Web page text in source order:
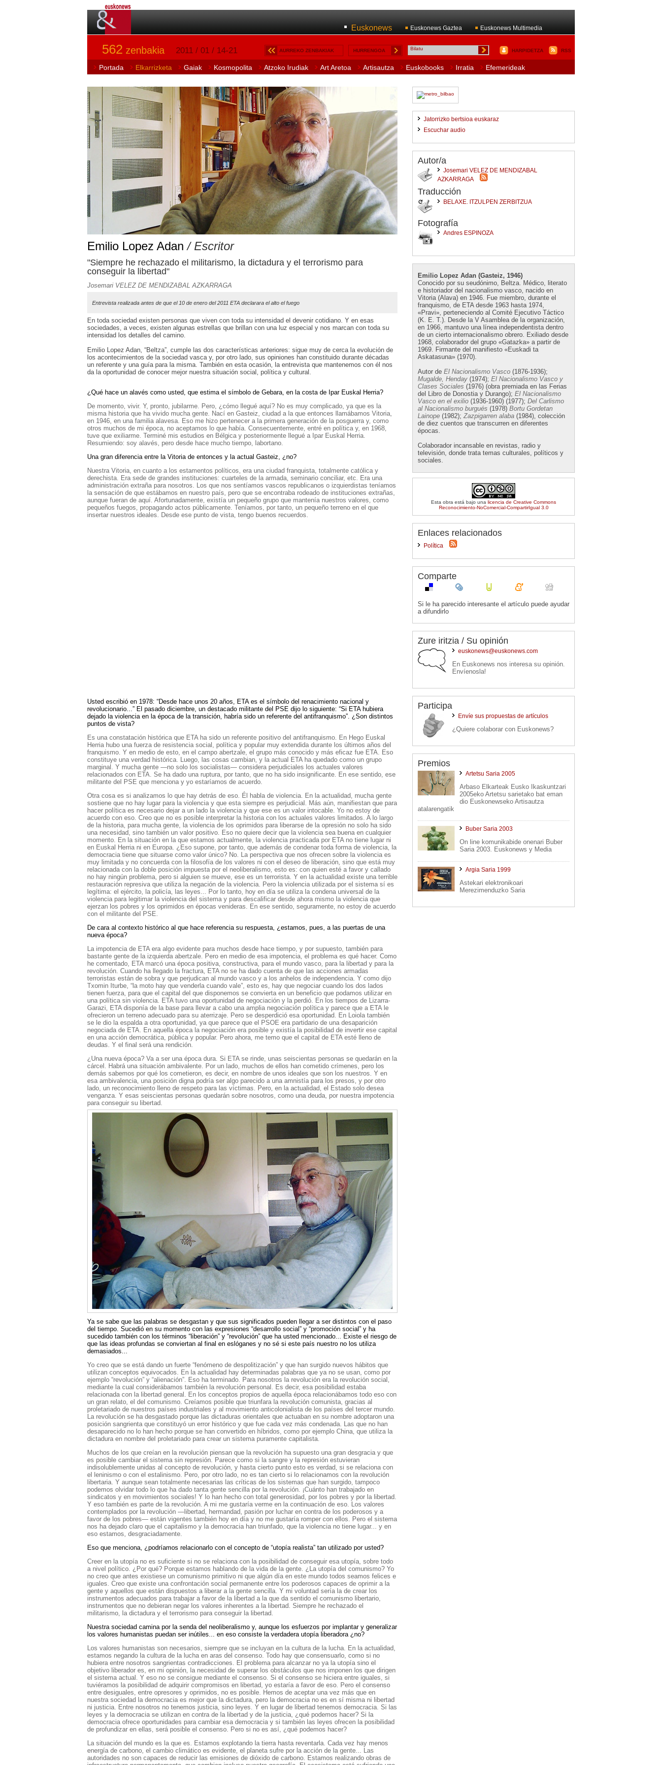
Euskonews Euskonews Gaztea Euskonews Multimedia
562 zenbakia 2011 / 01 / 14-21 AURREKO ZENBAKIAK HURRENGOA HARPIDETZA RSS
Portada Elkarrizketa Gaiak Kosmopolita Atzoko Irudiak Art Aretoa Artisautza Euskobooks Irratia Efemerideak
Jatorrizko bertsioa euskaraz
Escuchar audio
Autor/a
Josemari VELEZ DE MENDIZABAL
AZKARRAGA
Traducción
BELAXE. ITZULPEN ZERBITZUA
Fotografía
Andres ESPINOZA
Emilio Lopez Adan (Gasteiz, 1946)
Conocido por su seudónimo, Beltza. Médico, literato
e historiador del nacionalismo vasco, nacido en
Vitoria (Alava) en 1946. Fue miembro, durante el
franquismo, de ETA desde 1963 hasta 1974,
«Pravi», perteneciendo al Comité Ejecutivo Táctico
(K. E. T.). Desde la V Asamblea de la organización,
en 1966, mantuvo una línea independentista dentro
de un cierto internacionalismo obrero. Exiliado desde
1968, colaborador del grupo «Gatazka» a partir de
1969. Firmante del manifiesto «Euskadi ta
Askatasuna» (1970).
Autor de El Nacionalismo Vasco (1876-1936);
Mugalde, Henday (1974); El Nacionalismo Vasco y
Clases Sociales (1976) (obra premiada en las Ferias
del Libro de Donostia y Durango); El Nacionalismo
Vasco en el exilio (1936-1960) (1977); Del Carlismo
al Nacionalismo burgués (1978) Bortu Gordetan
Lainope (1982); Zazpigarren alaba (1984), colección
de diez cuentos que transcurren en diferentes
épocas.
Colaborador incansable en revistas, radio y
televisión, donde trata temas culturales, políticos y
sociales.
Esta obra está bajo una licencia de Creative Commons
Reconocimiento-NoComercial-CompartirIgual 3.0
Enlaces relacionados
Política
Comparte
Si le ha parecido interesante el artículo puede ayudar
a difundirlo
Zure iritzia / Su opinión
euskonews@euskonews.com
En Euskonews nos interesa su opinión.
Envíenosla!
Participa
Envíe sus propuestas de artículos
¿Quiere colaborar con Euskonews?
Premios
Artetsu Saria 2005
Arbaso Elkarteak Eusko Ikaskuntzari
2005eko Artetsu sarietako bat eman
dio Euskonewseko Artisautza
atalarengatik
Buber Saria 2003
On line komunikabide onenari Buber
Saria 2003. Euskonews y Media
Argia Saria 1999
Astekari elektronikoari
Merezimenduzko Saria
Emilio Lopez Adan / Escritor
"Siempre he rechazado el militarismo, la dictadura y el terrorismo para
conseguir la libertad"
Josemari VELEZ DE MENDIZABAL AZKARRAGA
Entrevista realizada antes de que el 10 de enero del 2011 ETA declarara el alto el fuego
En toda sociedad existen personas que viven con toda su intensidad el devenir cotidiano. Y en esas
sociedades, a veces, existen algunas estrellas que brillan con una luz especial y nos marcan con toda su
intensidad los detalles del camino.
Emilio Lopez Adan, “Beltza”, cumple las dos características anteriores: sigue muy de cerca la evolución de
los acontecimientos de la sociedad vasca y, por otro lado, sus opiniones han constituido durante décadas
un referente y una guía para la misma. También en esta ocasión, la entrevista que mantenemos con él nos
da la oportunidad de conocer mejor nuestra situación social, política y cultural.
¿Qué hace un alavés como usted, que estima el símbolo de Gebara, en la costa de Ipar Euskal Herria?
De momento, vivir. Y, pronto, jubilarme. Pero, ¿cómo llegué aquí? No es muy complicado, ya que es la
misma historia que ha vivido mucha gente. Nací en Gasteiz, ciudad a la que entonces llamábamos Vitoria,
en 1946, en una familia alavesa. Eso me hizo pertenecer a la primera generación de la posguerra y, como
otros muchos de mi época, no aceptamos lo que había. Consecuentemente, entré en política y, en 1968,
tuve que exiliarme. Terminé mis estudios en Bélgica y posteriormente llegué a Ipar Euskal Herria.
Resumiendo: soy alavés, pero desde hace mucho tiempo, labortano.
Una gran diferencia entre la Vitoria de entonces y la actual Gasteiz, ¿no?
Nuestra Vitoria, en cuanto a los estamentos políticos, era una ciudad franquista, totalmente católica y
derechista. Era sede de grandes instituciones: cuarteles de la armada, seminario conciliar, etc. Era una
administración extraña para nosotros. Los que nos sentíamos vascos republicanos o izquierdistas teníamos
la sensación de que estábamos en nuestro país, pero que se encontraba rodeado de instituciones extrañas,
aunque fueran de aquí. Afortunadamente, existía un pequeño grupo que mantenía nuestros valores, como
pequeños fuegos, propagando actos públicamente. Teníamos, por tanto, un pequeño terreno en el que
insertar nuestros ideales. Desde ese punto de vista, tengo buenos recuerdos.
Usted escribió en 1978: “Desde hace unos 20 años, ETA es el símbolo del renacimiento nacional y
revolucionario...” El pasado diciembre, un destacado militante del PSE dijo lo siguiente: “Si ETA hubiera
dejado la violencia en la época de la transición, habría sido un referente del antifranquismo”. ¿Son distintos
puntos de vista?
Es una constatación histórica que ETA ha sido un referente positivo del antifranquismo. En Hego Euskal
Herria hubo una fuerza de resistencia social, política y popular muy extendida durante los últimos años del
franquismo. Y en medio de esto, en el campo abertzale, el grupo más conocido y más eficaz fue ETA. Eso
constituye una verdad histórica. Luego, las cosas cambian, y la actual ETA ha quedado como un grupo
marginal. Y mucha gente —no solo los socialistas— considera perjudiciales los actuales valores
relacionados con ETA. Se ha dado una ruptura, por tanto, que no ha sido insignificante. En ese sentido, ese
militante del PSE que menciona y yo estaríamos de acuerdo.
Otra cosa es si analizamos lo que hay detrás de eso. Él habla de violencia. En la actualidad, mucha gente
sostiene que no hay lugar para la violencia y que esta siempre es perjudicial. Más aún, manifiestan que para
hacer política es necesario dejar a un lado la violencia y que ese es un valor intocable. Yo no estoy de
acuerdo con eso. Creo que no es posible interpretar la historia con los actuales valores limitados. A lo largo
de la historia, para mucha gente, la violencia de los oprimidos para liberarse de la opresión no solo ha sido
una necesidad, sino también un valor positivo. Eso no quiere decir que la violencia sea buena en cualquier
momento. En la situación en la que estamos actualmente, la violencia practicada por ETA no tiene lugar ni
en Euskal Herria ni en Europa. ¿Eso supone, por tanto, que además de condenar toda forma de violencia, la
democracia tiene que situarse como valor único? No. La perspectiva que nos ofrecen sobre la violencia es
muy limitada y no concuerda con la filosofía de los valores ni con el deseo de liberación, sino que está muy
relacionada con la doble posición impuesta por el neoliberalismo, esto es: con quien esté a favor y callado
no hay ningún problema, pero si alguien se mueve, ese es un terrorista. Y en la actualidad existe una terrible
restauración represiva que utiliza la negación de la violencia. Pero la violencia utilizada por el sistema sí es
legítima: el ejército, la policía, las leyes... Por lo tanto, hoy en día se utiliza la condena universal de la
violencia para legitimar la violencia del sistema y para descalificar desde ahora mismo la violencia que
ejerzan los pobres y los oprimidos en épocas venideras. En ese sentido, seguramente, no estoy de acuerdo
con el militante del PSE.
De cara al contexto histórico al que hace referencia su respuesta, ¿estamos, pues, a las puertas de una
nueva época?
La impotencia de ETA era algo evidente para muchos desde hace tiempo, y por supuesto, también para
bastante gente de la izquierda abertzale. Pero en medio de esa impotencia, el problema es qué hacer. Como
he comentado, ETA marcó una época positiva, constructiva, para el mundo vasco, para la libertad y para la
revolución. Cuando ha llegado la fractura, ETA no se ha dado cuenta de que las acciones armadas
terroristas están de sobra y que perjudican al mundo vasco y a los anhelos de independencia. Y como dijo
Txomin Iturbe, “la moto hay que venderla cuando vale”, esto es, hay que negociar cuando los dos lados
tienen fuerza, para que el capital del que disponemos se convierta en un beneficio que podamos utilizar en
una política sin violencia. ETA tuvo una oportunidad de negociación y la perdió. En los tiempos de Lizarra-
Garazi, ETA disponía de la base para llevar a cabo una amplia negociación política y parece que a ETA le
ofrecieron un terreno adecuado para su aterrizaje. Pero se desperdició esa oportunidad. En Loiola también
se le dio la espalda a otra oportunidad, ya que parece que el PSOE era partidario de una desaparición
negociada de ETA. En aquella época la negociación era posible y existía la posibilidad de invertir ese capital
en una acción democrática, pública y popular. Pero ahora, me temo que el capital de ETA esté lleno de
deudas. Y el final será una rendición.
¿Una nueva época? Va a ser una época dura. Si ETA se rinde, unas seiscientas personas se quedarán en la
cárcel. Habrá una situación ambivalente. Por un lado, muchos de ellos han cometido crímenes, pero los
demás sabemos por qué los cometieron, es decir, en nombre de unos ideales que son los nuestros. Y en
esa ambivalencia, una posición digna podría ser algo parecido a una amnistía para los presos, y por otro
lado, un reconocimiento lleno de respeto para las víctimas. Pero, en la actualidad, el Estado solo desea
venganza. Y esas seiscientas personas quedarán sobre nosotros, como una deuda, por nuestra impotencia
para conseguir su libertad.
Ya se sabe que las palabras se desgastan y que sus significados pueden llegar a ser distintos con el paso
del tiempo. Sucedió en su momento con las expresiones “desarrollo social” y “promoción social” y ha
sucedido también con los términos “liberación” y “revolución” que ha usted mencionado... Existe el riesgo de
que las ideas profundas se conviertan al final en eslóganes y no sé si este país nuestro no los utiliza
demasiados...
Yo creo que se está dando un fuerte “fenómeno de despolitización” y que han surgido nuevos hábitos que
utilizan conceptos equivocados. En la actualidad hay determinadas palabras que ya no se usan, como por
ejemplo “revolución” y “alienación”. Eso ha terminado. Para nosotros la revolución era la revolución social,
mediante la cual considerábamos también la revolución personal. Es decir, esa posibilidad estaba
relacionada con la libertad general. En los conceptos propios de aquella época relacionábamos todo eso con
un gran relato, el del comunismo. Creíamos posible que triunfara la revolución comunista, gracias al
proletariado de nuestros países industriales y al movimiento anticolonialista de los países del tercer mundo.
La revolución se ha desgastado porque las dictaduras orientales que actuaban en su nombre adoptaron una
posición sangrienta que constituyó un error histórico y que fue cada vez más condenada. Las que no han
desaparecido no lo han hecho porque se han convertido en híbridos, como por ejemplo China, que utiliza la
dictadura en nombre del proletariado para crear un sistema puramente capitalista.
Muchos de los que creían en la revolución piensan que la revolución ha supuesto una gran desgracia y que
es posible cambiar el sistema sin represión. Parece como si la sangre y la represión estuvieran
indisolublemente unidas al concepto de revolución, y hasta cierto punto esto es verdad, si se relaciona con
el leninismo o con el estalinismo. Pero, por otro lado, no es tan cierto si lo relacionamos con la revolución
libertaria. Y aunque sean totalmente necesarias las críticas de los sistemas que han surgido, tampoco
podemos olvidar todo lo que ha dado tanta gente sencilla por la revolución. ¡Cuánto han trabajado en
sindicatos y en movimientos sociales! Y lo han hecho con total generosidad, por los pobres y por la libertad.
Y eso también es parte de la revolución. A mi me gustaría verme en la continuación de eso. Los valores
contemplados por la revolución —libertad, hermandad, pasión por luchar en contra de los poderosos y a
favor de los pobres— están vigentes también hoy en día y no me gustaría romper con ellos. Pero el sistema
nos ha dejado claro que el capitalismo y la democracia han triunfado, que la violencia no tiene lugar... y en
eso estamos, desgraciadamente.
Eso que menciona, ¿podríamos relacionarlo con el concepto de “utopía realista” tan utilizado por usted?
Creer en la utopía no es suficiente si no se relaciona con la posibilidad de conseguir esa utopía, sobre todo
a nivel político. ¿Por qué? Porque estamos hablando de la vida de la gente. ¿La utopía del comunismo? Yo
no creo que antes existiese un comunismo primitivo ni que algún día en este mundo todos seamos felices e
iguales. Creo que existe una confrontación social permanente entre los poderosos capaces de oprimir a la
gente y aquellos que están dispuestos a liberar a la gente sencilla. Y mi voluntad sería la de crear los
instrumentos adecuados para trabajar a favor de la libertad a la que da sentido el comunismo libertario,
instrumentos que no debieran negar los valores inherentes a la libertad. Siempre he rechazado el
militarismo, la dictadura y el terrorismo para conseguir la libertad.
Nuestra sociedad camina por la senda del neoliberalismo y, aunque los esfuerzos por implantar y generalizar
los valores humanistas puedan ser inútiles... en eso consiste la verdadera utopía liberadora ¿no?
Los valores humanistas son necesarios, siempre que se incluyan en la cultura de la lucha. En la actualidad,
estamos negando la cultura de la lucha en aras del consenso. Todo hay que consensuarlo, como si no
hubiera entre nosotros sangrientas contradicciones. El problema para alcanzar no ya la utopía sino el
objetivo liberador es, en mi opinión, la necesidad de superar los obstáculos que nos imponen los que dirigen
el sistema actual. Y eso no se consigue mediante el consenso. Si el consenso se hiciera entre iguales, si
tuviéramos la posibilidad de adquirir compromisos en libertad, yo estaría a favor de eso. Pero el consenso
entre desiguales, entre opresores y oprimidos, no es posible. Hemos de aceptar una vez más que en
nuestra sociedad la democracia es mejor que la dictadura, pero la democracia no es en sí misma ni libertad
ni justicia. Entre nosotros no tenemos justicia, sino leyes. Y en lugar de libertad tenemos democracia. Si las
leyes y la democracia se utilizan en contra de la libertad y de la justicia, ¿qué podemos hacer? Si la
democracia ofrece oportunidades para cambiar esa democracia y si también las leyes ofrecen la posibilidad
de profundizar en ellas, será posible el consenso. Pero si no es así, ¿qué podemos hacer?
La situación del mundo es la que es. Estamos explotando la tierra hasta reventarla. Cada vez hay menos
energía de carbono, el cambio climático es evidente, el planeta sufre por la acción de la gente... Las
autoridades no son capaces de reducir las emisiones de dióxido de carbono. Estamos realizando obras de